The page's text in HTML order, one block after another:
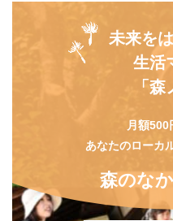
未来を
生活
「森
月額500
あなたのローカ
森のな